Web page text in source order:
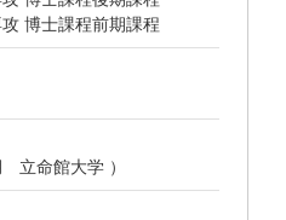
博士課程前期課程
立命館大学 ）